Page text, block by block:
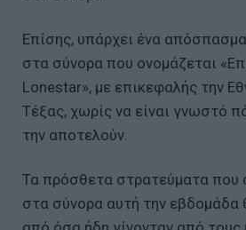
Επίσης, υπάρχει ένα
στα σύνορα που ονομάζεται
Lonestar», με επικεφαλής την
Τέξας, χωρίς να είναι γνωστό
την αποτελούν.
Τα πρόσθετα στρατεύματα που
στα σύνορα αυτή την εβδομάδα